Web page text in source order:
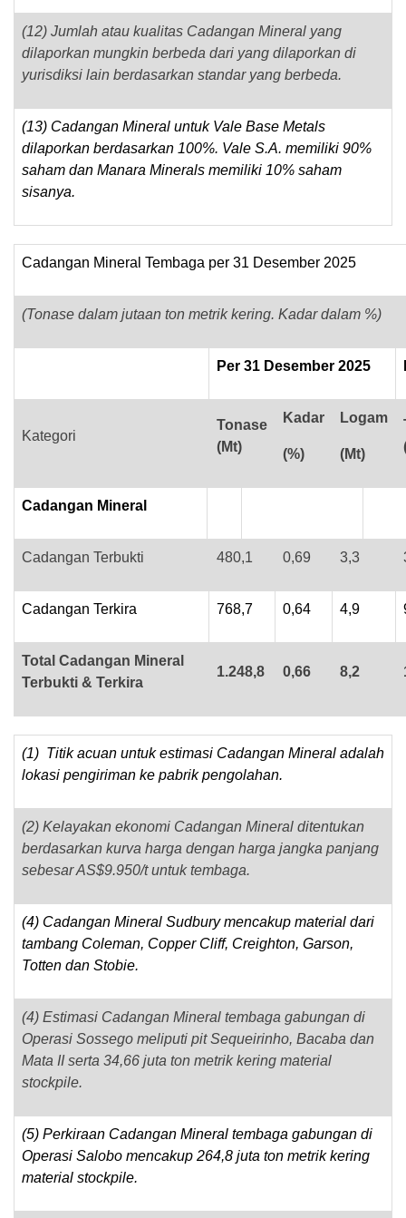
(12) Jumlah atau kualitas Cadangan Mineral yang
dilaporkan mungkin berbeda dari yang dilaporkan di
yurisdiksi lain berdasarkan standar yang berbeda.
(13) Cadangan Mineral untuk Vale Base Metals
dilaporkan berdasarkan 100%. Vale S.A. memiliki 90%
saham dan Manara Minerals memiliki 10% saham
sisanya.
Cadangan Mineral Tembaga per 31 Desember 2025
(Tonase dalam jutaan ton metrik kering. Kadar dalam %)
Per 31 Desember 2025
Kategori
Tonase
(Mt)
Kadar
(%)
Logam
(Mt)
Cadangan Mineral
Cadangan Terbukti 480,1 0,69 3,3
Cadangan Terkira 768,7 0,64 4,9
Total Cadangan Mineral
Terbukti & Terkira
1.248,8 0,66 8,2
(1) Titik acuan untuk estimasi Cadangan Mineral adalah
lokasi pengiriman ke pabrik pengolahan.
(2) Kelayakan ekonomi Cadangan Mineral ditentukan
berdasarkan kurva harga dengan harga jangka panjang
sebesar AS$9.950/t untuk tembaga.
(4) Cadangan Mineral Sudbury mencakup material dari
tambang Coleman, Copper Cliff, Creighton, Garson,
Totten dan Stobie.
(4) Estimasi Cadangan Mineral tembaga gabungan di
Operasi Sossego meliputi pit Sequeirinho, Bacaba dan
Mata II serta 34,66 juta ton metrik kering material
stockpile.
(5) Perkiraan Cadangan Mineral tembaga gabungan di
Operasi Salobo mencakup 264,8 juta ton metrik kering
material stockpile.